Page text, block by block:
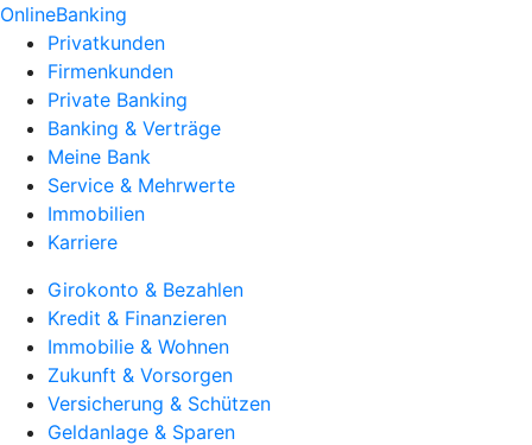
OnlineBanking
Privatkunden
Firmenkunden
Private Banking
Banking & Verträge
Meine Bank
Service & Mehrwerte
Immobilien
Karriere
Girokonto & Bezahlen
Kredit & Finanzieren
Immobilie & Wohnen
Zukunft & Vorsorgen
Versicherung & Schützen
Geldanlage & Sparen